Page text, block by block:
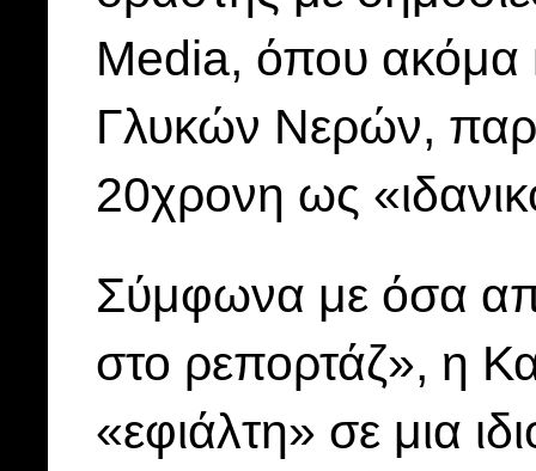
Media, όπου ακόμα
Γλυκών Νερών,
20χρονη ως
Σύμφωνα με όσα
στο ρεπορτάζ», η
«εφιάλτη» σε μια